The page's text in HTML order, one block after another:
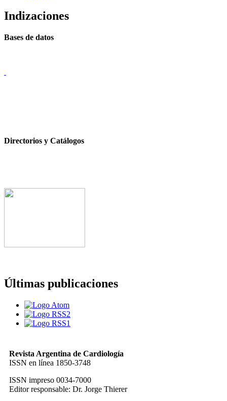
Indizaciones
Bases de datos
Directorios y Catálogos
Últimas publicaciones
Revista Argentina de Cardiología
ISSN en línea 1850-3748
ISSN impreso 0034-7000
Editor responsable: Dr. Jorge Thierer